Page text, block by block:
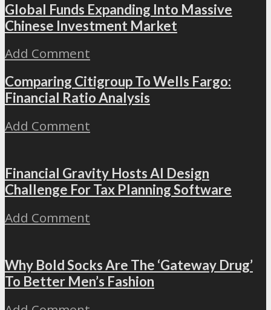
Global Funds Expanding Into Massive
Chinese Investment Market
Add Comment
Comparing Citigroup To Wells Fargo:
Financial Ratio Analysis
Add Comment
Financial Gravity Hosts AI Design
Challenge For Tax Planning Software
Add Comment
Why Bold Socks Are The ‘Gateway Drug’
To Better Men’s Fashion